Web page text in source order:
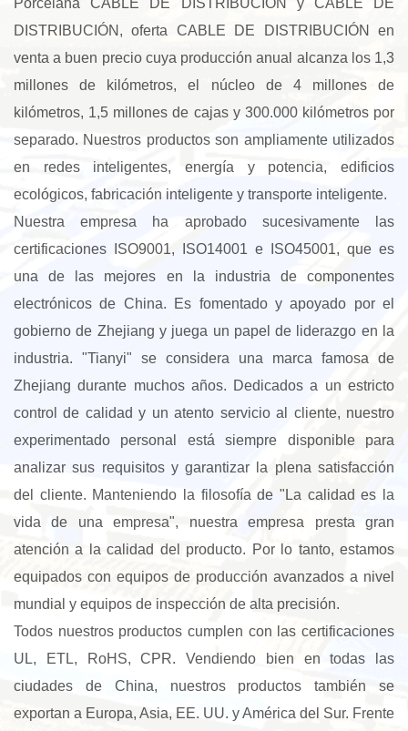
DISTRIBUCIÓN , oferta CABLE DE DISTRIBUCIÓN en
venta a buen precio cuya producción anual alcanza los 1,3
millones de kilómetros, el núcleo de 4 millones de
kilómetros, 1,5 millones de cajas y 300.000 kilómetros por
separado. Nuestros productos son ampliamente utilizados
en redes inteligentes, energía y potencia, edificios
ecológicos, fabricación inteligente y transporte inteligente.
Nuestra empresa ha aprobado sucesivamente las
certificaciones ISO9001, ISO14001 e ISO45001, que es
una de las mejores en la industria de componentes
electrónicos de China. Es fomentado y apoyado por el
gobierno de Zhejiang y juega un papel de liderazgo en la
industria. "Tianyi" se considera una marca famosa de
Zhejiang durante muchos años. Dedicados a un estricto
control de calidad y un atento servicio al cliente, nuestro
experimentado personal está siempre disponible para
analizar sus requisitos y garantizar la plena satisfacción
del cliente. Manteniendo la filosofía de "La calidad es la
vida de una empresa", nuestra empresa presta gran
atención a la calidad del producto. Por lo tanto, estamos
equipados con equipos de producción avanzados a nivel
mundial y equipos de inspección de alta precisión.
Todos nuestros productos cumplen con las certificaciones
UL, ETL, RoHS, CPR. Vendiendo bien en todas las
ciudades de China, nuestros productos también se
exportan a Europa, Asia, EE. UU. y América del Sur. Frente